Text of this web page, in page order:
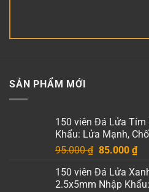
SẢN PHẨM MỚI
150 viên Đá Lửa Tím
Khẩu: Lửa Mạnh,
95.000₫ Giá
là:
95.000 ₫.
85.000 ₫Giá
tại
là:
150 viên Đá Lửa
2.5x5mm Nhập